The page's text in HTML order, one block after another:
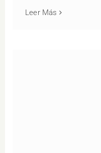
Leer Más